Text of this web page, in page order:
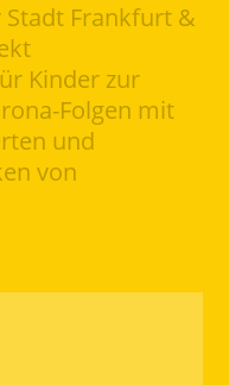
Frankfurt &
Kinder zur
Folgen mit
und
von